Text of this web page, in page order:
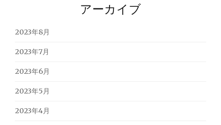
アーカイブ
2023年8月
2023年7月
2023年6月
2023年5月
2023年4月